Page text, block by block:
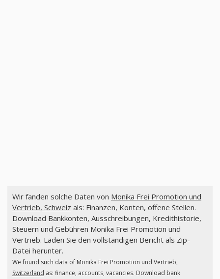
Wir fanden solche Daten von Monika Frei Promotion und
Vertrieb, Schweiz als: Finanzen, Konten, offene Stellen.
Download Bankkonten, Ausschreibungen, Kredithistorie,
Steuern und Gebühren Monika Frei Promotion und
Vertrieb. Laden Sie den vollständigen Bericht als Zip-
Datei herunter.
We found such data of Monika Frei Promotion und Vertrieb,
Switzerland as: finance, accounts, vacancies. Download bank